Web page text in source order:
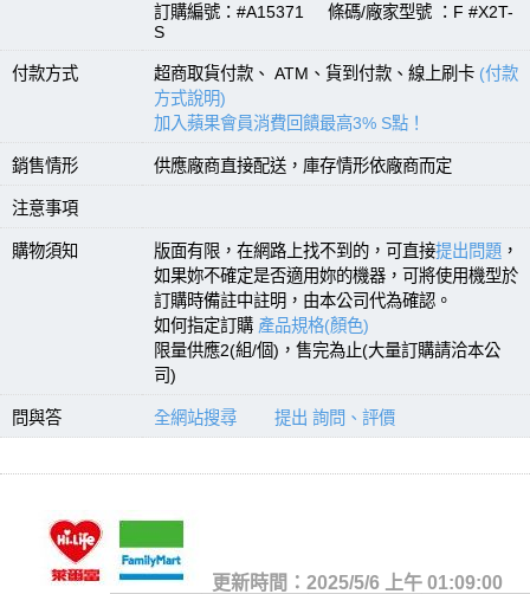
訂購編號：#A15371 條碼/廠家型號 ：F #X2T-
S
付款方式 超商取貨付款、 ATM、貨到付款、線上刷卡 (付款
方式說明)
加入蘋果會員消費回饋最高3% S點！
銷售情形 供應廠商直接配送，庫存情形依廠商而定
注意事項
購物須知 版面有限，在網路上找不到的，可直接提出問題 ，
如果妳不確定是否適用妳的機器，可將使用機型於
訂購時備註中註明，由本公司代為確認。
如何指定訂購 產品規格(顏色)
限量供應2(組/個)，售完為止(大量訂購請洽本公
司)
問與答 全網站搜尋 提出 詢問、評價
更新時間：2025/5/6 上午 01:09:00